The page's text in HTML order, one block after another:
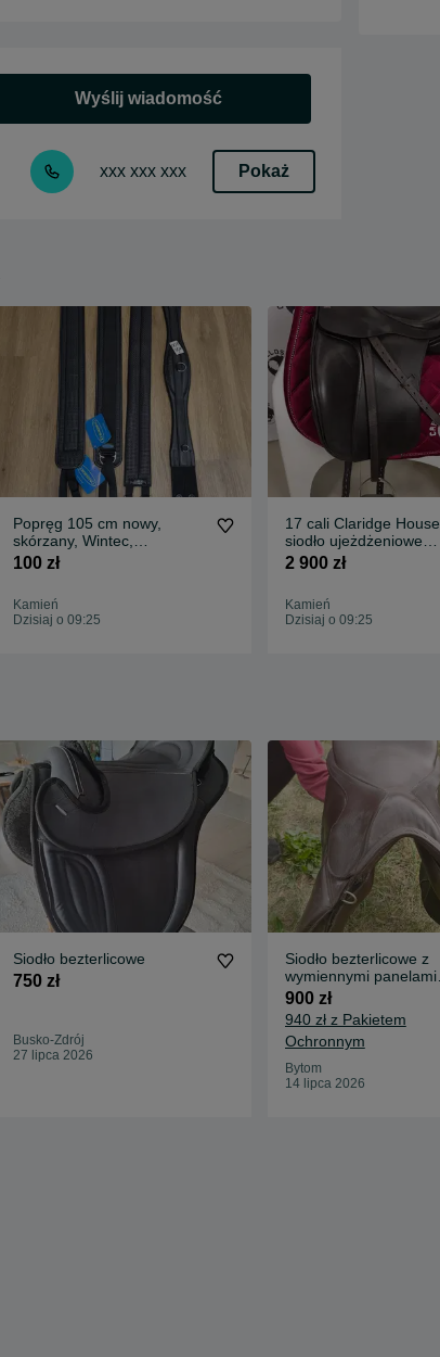
Wyślij wiadomość
xxx xxx xxx Pokaż
Popręg 105 cm nowy,
skórzany, Wintec,
Euroriding popreg brązowy
100 zł
Kamień
Dzisiaj o 09:25
17 cali Claridge House
siodło ujeżdżeniowe
brązowe Id.862
2 900 zł
Kamień
Dzisiaj o 09:25
Siodło bezterlicowe
750 zł
Busko-Zdrój
27 lipca 2026
Siodło bezterlicowe z
wymiennymi panelami
wszechstronne
900 zł
940 zł z Pakietem
Ochronnym
Bytom
14 lipca 2026